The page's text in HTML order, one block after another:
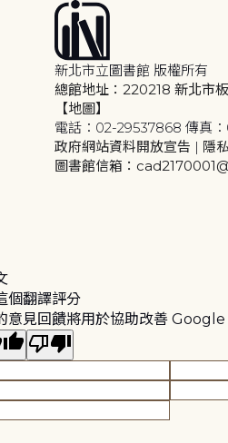
新北市立圖書館 版權所有
總館地址：220218 新北市
【地圖】
電話：02-29537868 傳真
政府網站資料開放宣告 | 隱
圖書館信箱：
個翻譯評分
意見回饋將用於協助改善 Google